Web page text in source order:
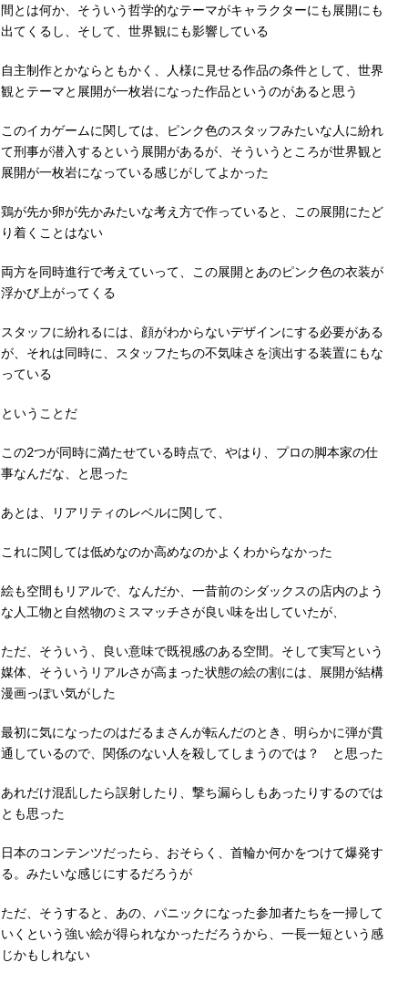
間とは何か、そういう哲学的なテーマがキャラクターにも展開にも
出てくるし、そして、世界観にも影響している
自主制作とかならともかく、人様に見せる作品の条件として、世界
観とテーマと展開が一枚岩になった作品というのがあると思う
このイカゲームに関しては、ピンク色のスタッフみたいな人に紛れ
て刑事が潜入するという展開があるが、そういうところが世界観と
展開が一枚岩になっている感じがしてよかった
鶏が先か卵が先かみたいな考え方で作っていると、この展開にたど
り着くことはない
両方を同時進行で考えていって、この展開とあのピンク色の衣装が
浮かび上がってくる
スタッフに紛れるには、顔がわからないデザインにする必要がある
が、それは同時に、スタッフたちの不気味さを演出する装置にもな
っている
ということだ
この2つが同時に満たせている時点で、やはり、プロの脚本家の仕
事なんだな、と思った
あとは、リアリティのレベルに関して、
これに関しては低めなのか高めなのかよくわからなかった
絵も空間もリアルで、なんだか、一昔前のシダックスの店内のよう
な人工物と自然物のミスマッチさが良い味を出していたが、
ただ、そういう、良い意味で既視感のある空間。そして実写という
媒体、そういうリアルさが高まった状態の絵の割には、展開が結構
漫画っぽい気がした
最初に気になったのはだるまさんが転んだのとき、明らかに弾が貫
通しているので、関係のない人を殺してしまうのでは？ と思った
あれだけ混乱したら誤射したり、撃ち漏らしもあったりするのでは
とも思った
日本のコンテンツだったら、おそらく、首輪か何かをつけて爆発す
る。みたいな感じにするだろうが
ただ、そうすると、あの、パニックになった参加者たちを一掃して
いくという強い絵が得られなかっただろうから、一長一短という感
じかもしれない